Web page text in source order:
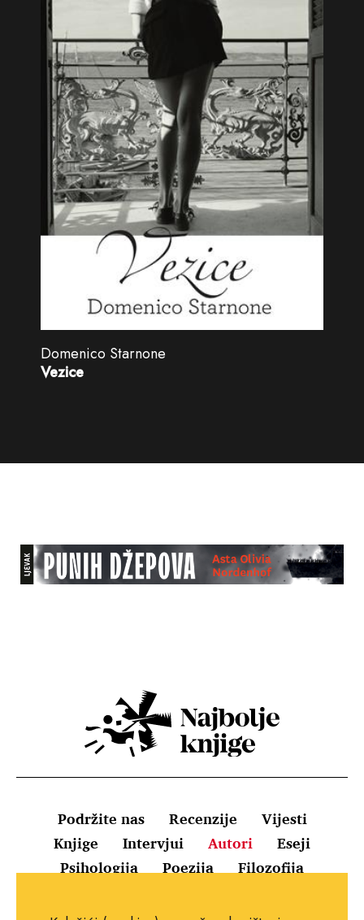
Domenico Starnone
Vezice
Podržite nas Recenzije
Vijesti
Knjige
Intervjui Autori
Eseji
Psihologija
Poezija Filozofija